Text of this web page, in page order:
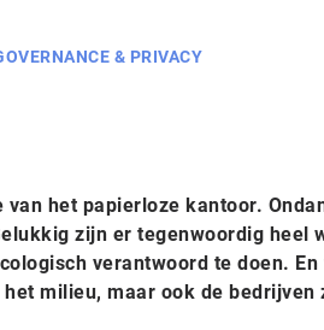
& PRIVACY
het papierloze kantoor.
zijn er tegenwoordig heel
verantwoord te doen. En
milieu, maar ook de bedrijven